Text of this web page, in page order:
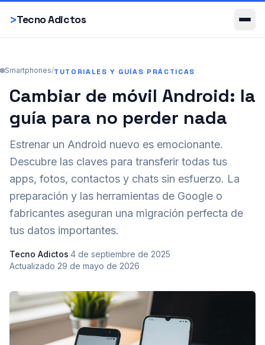
>Tecno Adictos
Smartphones
Smartphones/TUTORIALES Y GUÍAS PRÁCTICAS
Cambiar de móvil Android: la
guía para no perder nada
Estrenar un Android nuevo es emocionante.
Descubre las claves para transferir todas tus
apps, fotos, contactos y chats sin esfuerzo. La
preparación y las herramientas de Google o
fabricantes aseguran una migración perfecta de
tus datos importantes.
Tecno Adictos·4 de septiembre de 2025·
Actualizado 29 de mayo de 2026